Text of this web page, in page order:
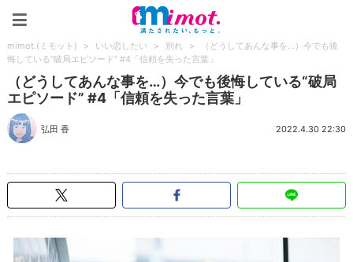
mimot.(ミモット) > いい恋したい > 別れ >
（どうしてあんな事を…）今でも後
悔している“破局エピソード” #4「信頼を失った言葉」
（どうしてあんな事を…）今でも後悔している“破局
エピソード” #4「信頼を失った言葉」
弘田 香 2022.4.30 22:30